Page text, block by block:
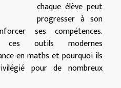
chaque élève peut
progresser à son
ses compétences.
ces outils modernes
en maths et pourquoi ils
pour de nombreux